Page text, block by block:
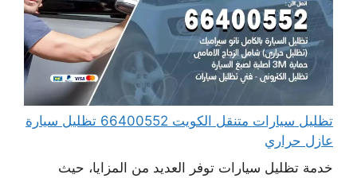
تظليل سيارات متنقل الكويت 66400552 تظليل سيارة
عازل حراري
خدمة تظليل سيارات توفر العديد من المزايا، حيث